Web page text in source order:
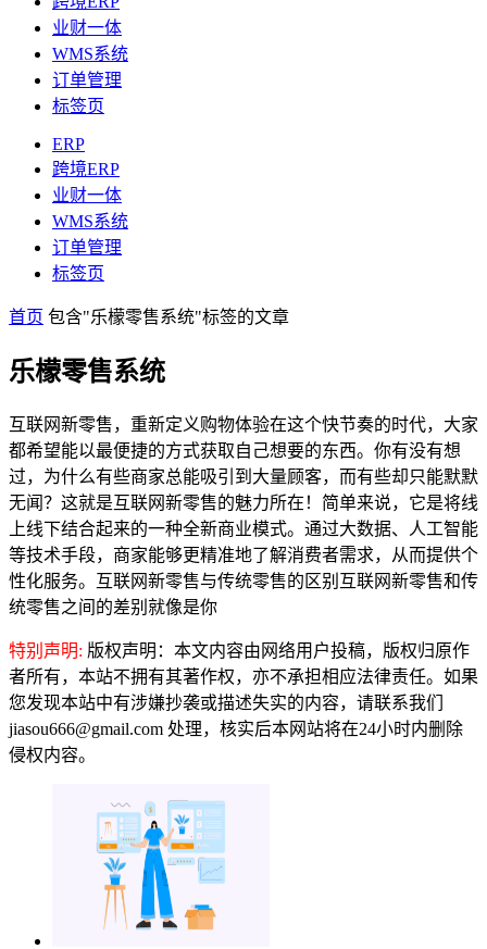
业财一体
WMS系统
订单管理
标签页
ERP
跨境ERP
业财一体
WMS系统
订单管理
标签页
首页 包含"乐檬零售系统"标签的文章
乐檬零售系统
互联网新零售，重新定义购物体验在这个快节奏的时代，大家
都希望能以最便捷的方式获取自己想要的东西。你有没有想
过，为什么有些商家总能吸引到大量顾客，而有些却只能默默
无闻？这就是互联网新零售的魅力所在！简单来说，它是将线
上线下结合起来的一种全新商业模式。通过大数据、人工智能
等技术手段，商家能够更精准地了解消费者需求，从而提供个
性化服务。互联网新零售与传统零售的区别互联网新零售和传
统零售之间的差别就像是你
特别声明: 版权声明：本文内容由网络用户投稿，版权归原作
者所有，本站不拥有其著作权，亦不承担相应法律责任。如果
您发现本站中有涉嫌抄袭或描述失实的内容，请联系我们
jiasou666@gmail.com 处理，核实后本网站将在24小时内删除
侵权内容。